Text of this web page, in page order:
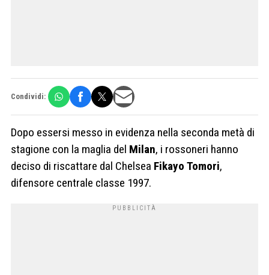
Condividi:
Dopo essersi messo in evidenza nella seconda metà di
stagione con la maglia del Milan, i rossoneri hanno
deciso di riscattare dal Chelsea Fikayo Tomori,
difensore centrale classe 1997.